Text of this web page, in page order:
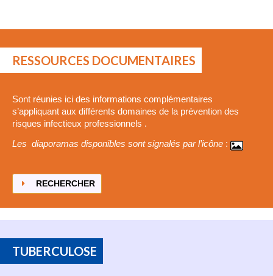
RESSOURCES DOCUMENTAIRES
Sont réunies ici des informations complémentaires
s’appliquant aux différents domaines de la prévention des
risques infectieux professionnels .
Les diaporamas disponibles sont signalés par l’icône :
RECHERCHER
TUBERCULOSE